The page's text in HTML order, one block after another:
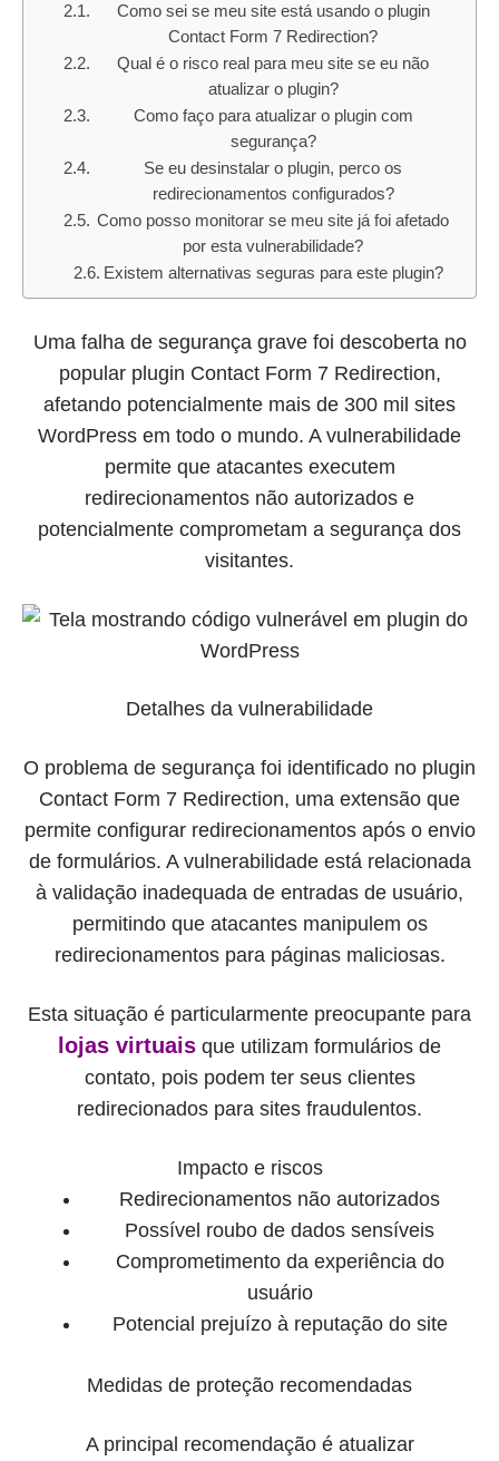
Como sei se meu site está usando o plugin
Contact Form 7 Redirection?
Qual é o risco real para meu site se eu não
atualizar o plugin?
Como faço para atualizar o plugin com
segurança?
Se eu desinstalar o plugin, perco os
redirecionamentos configurados?
Como posso monitorar se meu site já foi afetado
por esta vulnerabilidade?
Existem alternativas seguras para este plugin?
Uma falha de segurança grave foi descoberta no
popular plugin Contact Form 7 Redirection,
afetando potencialmente mais de 300 mil sites
WordPress em todo o mundo. A vulnerabilidade
permite que atacantes executem
redirecionamentos não autorizados e
potencialmente comprometam a segurança dos
visitantes.
Detalhes da vulnerabilidade
O problema de segurança foi identificado no plugin
Contact Form 7 Redirection, uma extensão que
permite configurar redirecionamentos após o envio
de formulários. A vulnerabilidade está relacionada
à validação inadequada de entradas de usuário,
permitindo que atacantes manipulem os
redirecionamentos para páginas maliciosas.
Esta situação é particularmente preocupante para
lojas virtuais que utilizam formulários de
contato, pois podem ter seus clientes
redirecionados para sites fraudulentos.
Impacto e riscos
Redirecionamentos não autorizados
Possível roubo de dados sensíveis
Comprometimento da experiência do
usuário
Potencial prejuízo à reputação do site
Medidas de proteção recomendadas
A principal recomendação é atualizar